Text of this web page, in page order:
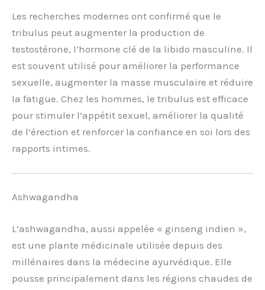
Les recherches modernes ont confirmé que le
tribulus peut augmenter la production de
testostérone, l’hormone clé de la libido masculine. Il
est souvent utilisé pour améliorer la performance
sexuelle, augmenter la masse musculaire et réduire
la fatigue. Chez les hommes, le tribulus est efficace
pour stimuler l’appétit sexuel, améliorer la qualité
de l’érection et renforcer la confiance en soi lors des
rapports intimes.
Ashwagandha
L’ashwagandha, aussi appelée « ginseng indien »,
est une plante médicinale utilisée depuis des
millénaires dans la médecine ayurvédique. Elle
pousse principalement dans les régions chaudes de